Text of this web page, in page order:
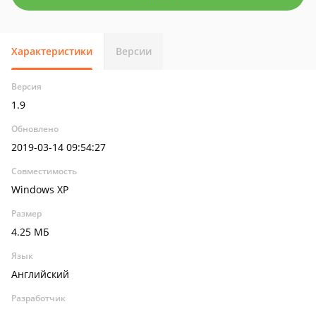
Характеристики Версии
Версия
1.9
Обновлено
2019-03-14 09:54:27
Совместимость
Windows XP
Размер
4.25 МБ
Язык
Английский
Разработчик